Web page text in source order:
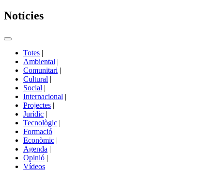
Notícies
Commutador
portals
Totes |
Ambiental |
Comunitari |
Cultural |
Social |
Internacional |
Projectes |
Jurídic |
Tecnològic |
Formació |
Econòmic |
Agenda |
Opinió |
Vídeos